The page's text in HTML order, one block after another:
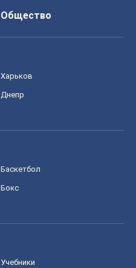
Общество
Харьков
Днепр
Баскетбол
Бокс
Учебники